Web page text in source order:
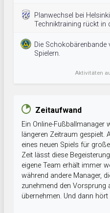
Planwechsel bei
Techniktraining rückt in
Die Schokobärenbande
Spielern.
Aktivitäten
Zeitaufwand
Ein Online-Fußballmanager
längeren Zeitraum
eines neuen Spiels für
Zeit lässt diese
eigene Team erhält immer
während andere Manager,
zunehmend den Vorsprung
übernehmen. Und dann